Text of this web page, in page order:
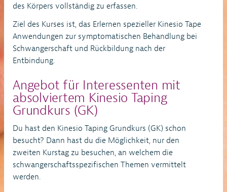
des Körpers vollständig zu erfassen.
Ziel des Kurses ist, das Erlernen spezieller Kinesio Tape
Anwendungen zur symptomatischen Behandlung bei
Schwangerschaft und Rückbildung nach der
Entbindung.
Angebot für Interessenten mit
absolviertem Kinesio Taping
Grundkurs (GK)
Du hast den Kinesio Taping Grundkurs (GK) schon
besucht? Dann hast du die Möglichkeit, nur den
zweiten Kurstag zu besuchen, an welchem die
schwangerschaftsspezifischen Themen vermittelt
werden.